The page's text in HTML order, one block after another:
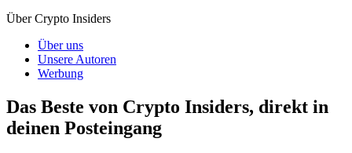
Über Crypto Insiders
Über uns
Unsere Autoren
Werbung
Das Beste von Crypto Insiders, direkt in
deinen Posteingang